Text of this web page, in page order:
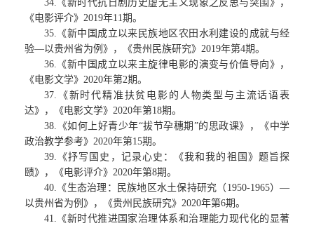
34.《新时代抗日剧历史虚无主义现象之反思与突围》，
《电影评介》2019年11期。
35.《新中国成立以来民族地区农田水利建设的成就与经
验—以贵州省为例》，《贵州民族研究》2019年第4期。
36.《新中国成立以来主旋律电影的演变与价值导向》，
《电影文学》2020年第2期。
37.《新时代精准扶贫电影的人物类型与主流话语表
达》，《电影文学》2020年第18期。
38.《如何上好青少年“拔节孕穗期”的思政课》，《中学
政治教学参考》2020年第15期。
39.《抒写国史，记录心史：《我和我的祖国》题旨探
赜》，《电影评介》2020年第8期。
40.《生态治理：民族地区水土保持研究（1950-1965）—
以贵州省为例》，《贵州民族研究》2020年第6期。
41.《新时代推进国家治理体系和治理能力现代化的显著